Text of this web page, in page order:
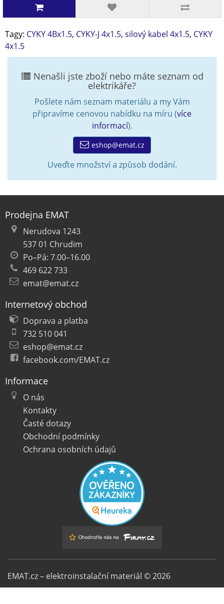
Tagy: CYKY 4Bx1.5, CYKY-J 4x1.5, silový kabel 4x1.5, CYKY
4x1.5
Nenašli jste zboží nebo máte seznam od
elektrikáře?
Pošlete nám seznam materiálu a my Vám
připravíme cenovou nabídku na míru (více
informací).
eshop@emat.cz
Uveďte množství a způsob dodání.
Prodejna EMAT
Nerudova 1243
537 01 Chrudim
Po–Pá: 7.00–16.00
469 622 733
emat@emat.cz
Internetový obchod
Doprava a platba
732 510 041
eshop@emat.cz
facebook.com/EMAT.cz
Informace
O nás
Kontakty
Časté dotazy
Obchodní podmínky
Ochrana osobních údajů
EMAT.cz – elektroinstalační materiál © 2026